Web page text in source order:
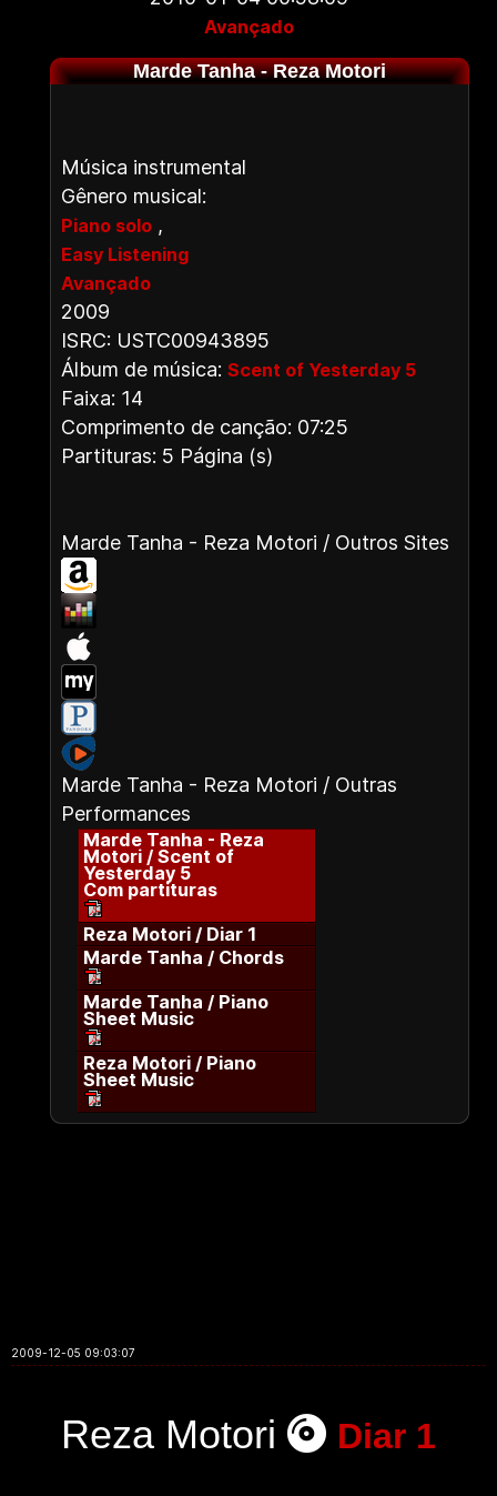
Avançado
Marde Tanha - Reza Motori
Música instrumental
Gênero musical:
Piano solo ,
Easy Listening
Avançado
2009
ISRC: USTC00943895
Álbum de música: Scent of Yesterday 5
Faixa: 14
Comprimento de canção: 07:25
Partituras: 5 Página (s)
Marde Tanha - Reza Motori / Outros Sites
Marde Tanha - Reza Motori / Outras
Performances
Marde Tanha - Reza
Motori / Scent of
Yesterday 5
Com partituras
Reza Motori / Diar 1
Marde Tanha / Chords
Marde Tanha / Piano
Sheet Music
Reza Motori / Piano
Sheet Music
2009-12-05 09:03:07
Reza Motori Diar 1